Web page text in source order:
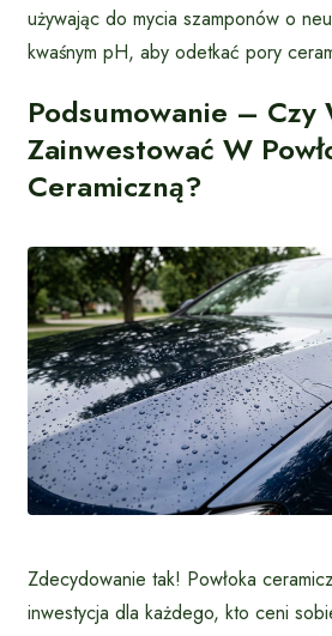
używając do mycia szamponów o
kwaśnym pH, aby odetkać pory
Podsumowanie – Czy
Zainwestować W
Ceramiczną?
Zdecydowanie tak! Powłoka
inwestycja dla każdego, kto ceni